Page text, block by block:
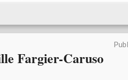
Fargier-Caruso